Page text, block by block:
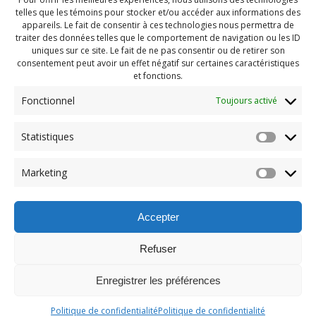
telles que les témoins pour stocker et/ou accéder aux informations des
appareils. Le fait de consentir à ces technologies nous permettra de
traiter des données telles que le comportement de navigation ou les ID
uniques sur ce site. Le fait de ne pas consentir ou de retirer son
consentement peut avoir un effet négatif sur certaines caractéristiques
et fonctions.
Fonctionnel Toujours activé
Statistiques
Marketing
Accepter
Refuser
Enregistrer les préférences
Politique de confidentialitéPolitique de confidentialité
Navigation
de
l'article
Previous
Pendragon Mai 2023 (82)
© 2026 Maison des Jeunes de Boucherville.